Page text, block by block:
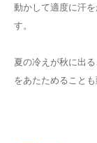
動かして適度に汗
す。
夏の冷えが秋に出
をあたためること